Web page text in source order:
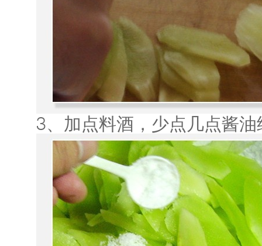
3、加点料酒，少点几点酱